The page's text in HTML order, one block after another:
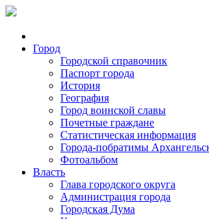
Город
Городской справочник
Паспорт города
История
География
Город воинской славы
Почетные граждане
Статистическая информация
Города-побратимы
Фотоальбом
Власть
Глава городского округа
Администрация города
Городская Дума